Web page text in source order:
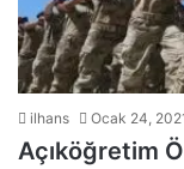
ilhans Ocak 24,
Açıköğretim